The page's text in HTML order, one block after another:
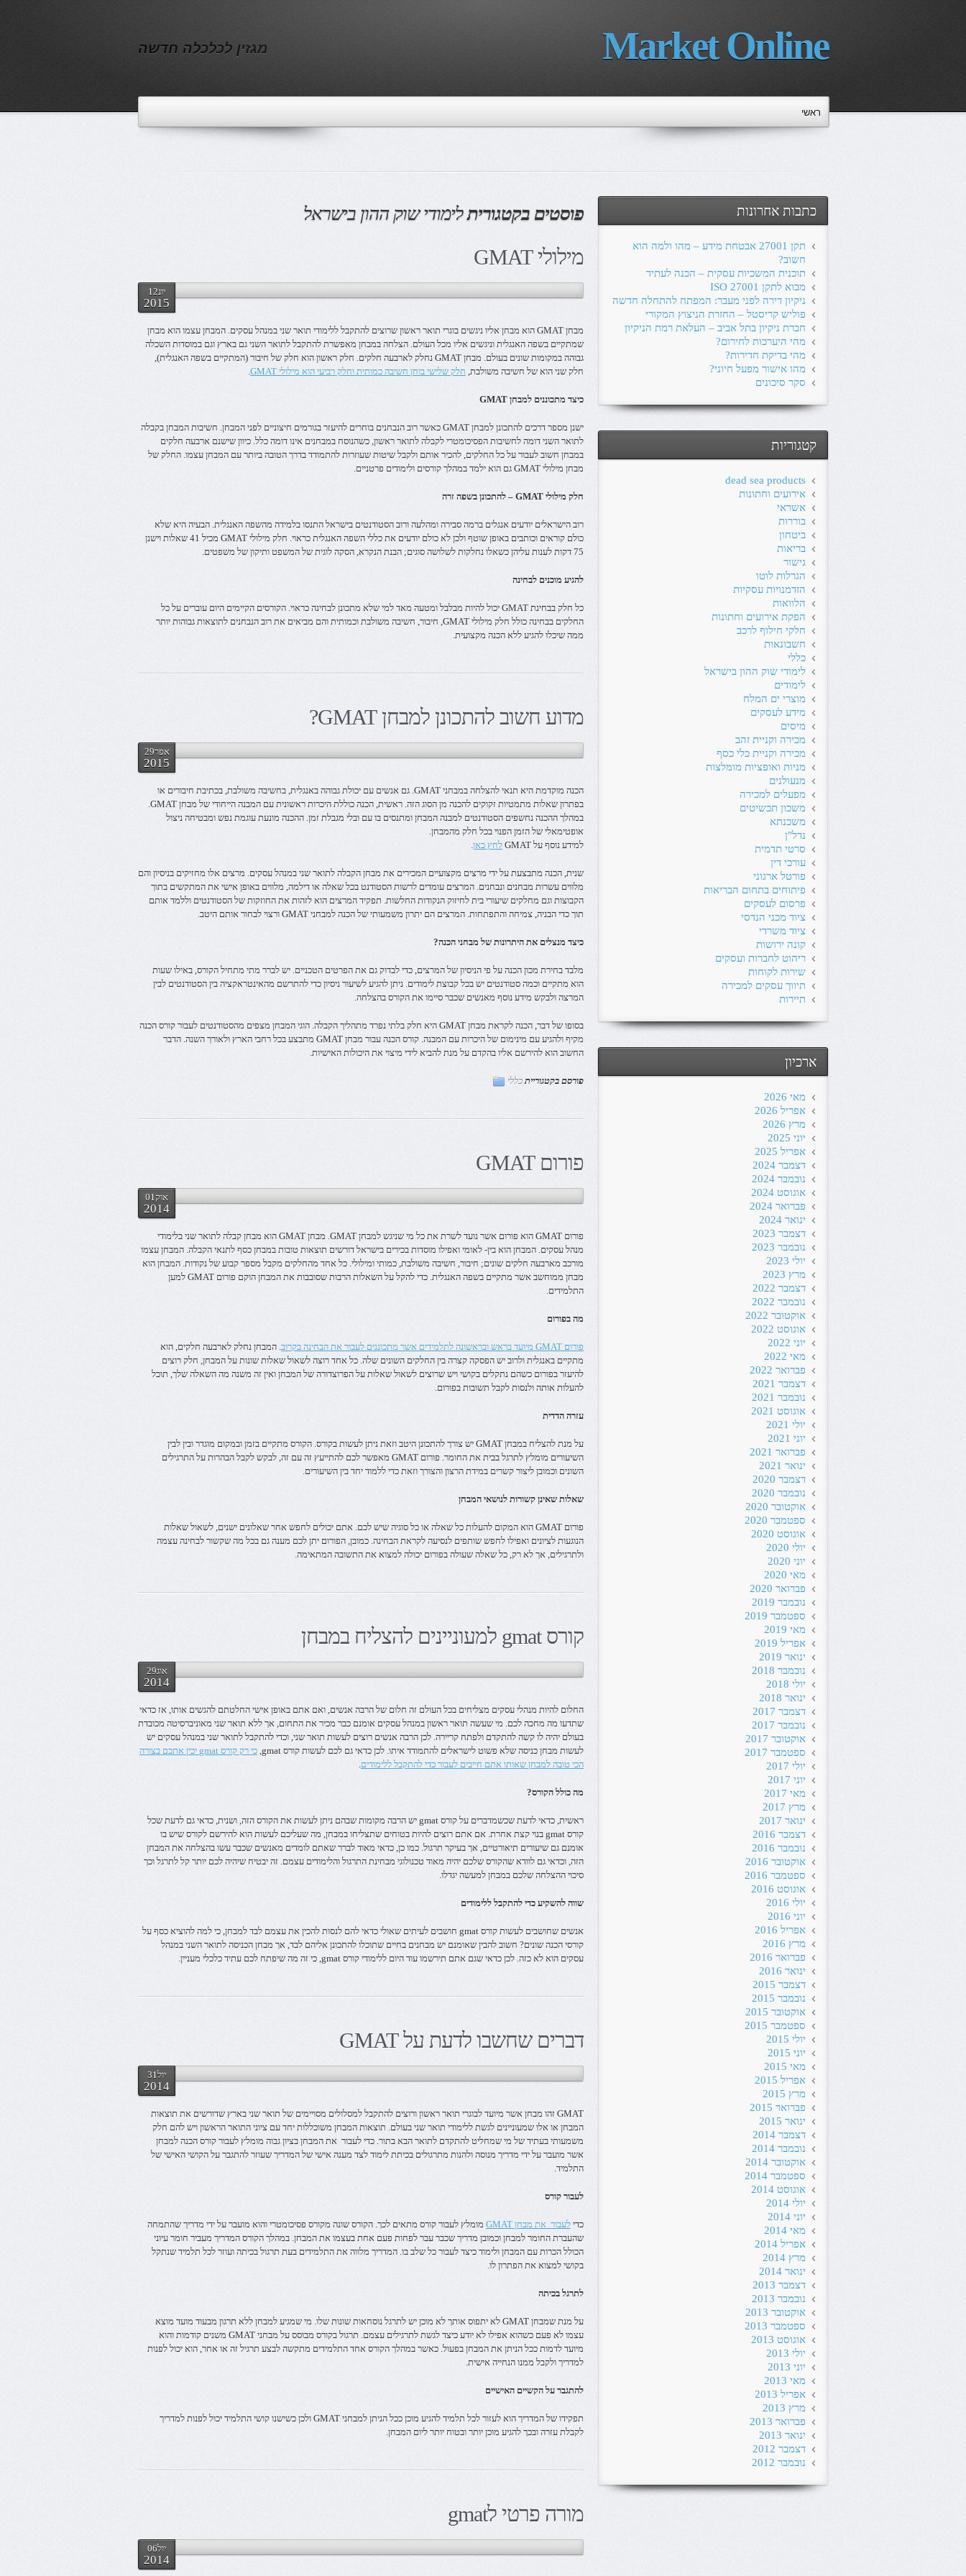
Market Online מגזין לכלכלה חדשה
ראשי
פוסטים בקטגוריתלימודי שוק ההון בישראל
מילולי GMAT
יונ12
2015
מבחן GMAT הוא מבחן אליו ניגשים בוגרי תואר ראשון שרוצים להתקבל ללימודי תואר שני במנהל עסקים. המבחן עצמו הוא מבחן
שמתקיים בשפה האנגלית וניגשים אליו מכל העולם. הצלחה במבחן מאפשרת להתקבל לתואר השני גם בארץ וגם במוסדות השכלה
גבוהה במקומות שונים בעולם. מבחן GMAT נחלק לארבעה חלקים. חלק ראשון הוא חלק של חיבור (המתקיים בשפה האנגלית),
חלק שני הוא של חשיבה משולבת, חלק שלישי בוחן חשיבה כמותית וחלק רביעי הוא מילולי GMAT .
כיצד מתכוננים למבחן GMAT
ישנן מספר דרכים להתכונן למבחן GMAT כאשר רוב הנבחנים בוחרים להיעזר בגורמים חיצוניים לפני המבחן. חשיבות המבחן בקבלה
לתואר השני דומה לחשיבות הפסיכומטרי לקבלה לתואר ראשון, כשהנוסח במבחנים אינו דומה כלל. כיוון שישנם ארבעה חלקים
במבחן חשוב לעבור על כל החלקים, להכיר אותם ולקבל שיטות שעוזרות להתמודד בדרך הטובה ביותר עם המבחן עצמו. החלק של
מבחן מילולי GMAT גם הוא ילמד במהלך קורסים ולימודים פרטניים.
חלק מילולי GMAT – להתכונן בשפה זרה
רוב הישראלים יודעים אנגלים ברמה סבירה ומהלעה ורוב הסטודנטים בישראל התנסו בלמידה מהשפה האנגלית. הבעיה היא שלא
כולם קוראים וכותבים באופן שוטף ולכן לא כולם יודעים את כללי השפה האנגלית כראוי. חלק מילולי GMAT מכיל 41 שאלות וישנן
75 דקות לענות עליהן כשאלו נחלקות לשלושה סוגים; הבנת הנקרא, הסקה לוגית של המשפט ותיקון של משפטים.
להגיע מוכנים לבחינה
כל חלק בבחינת GMAT יכול להיות מבלבל ומטעה מאד למי שלא מתכונן לבחינה כראוי. הקורסים הקיימים היום עוברים על כל
החלקים בבחינה כולל חלק מילולי GMAT, חיבור, חשיבה משולבת וכמותית והם מביאים את רוב הנבחנים לתוצאות גבוהות יותר
ממה שיכלו להגיע ללא הכנה מקצועית.
מדוע חשוב להתכונן למבחן GMAT?
אפר29
2015
הכנה מוקדמת היא תנאי להצלחה במבחני GMAT. גם אנשים עם יכולת גבוהה באנגלית, בחשיבה משולבת, בכתיבת חיבורים או
בפתרון שאלות מתמטיות זקוקים להכנה מן הסוג הזה. ראשית, הכנה כוללת היכרות ראשונית עם המבנה הייחודי של מבחן GMAT.
במהלך ההכנה נחשפים הסטודנטים למבנה המבחן ומתנסים בו עם ובלי מגבלת זמן. ההכנה מונעת עוגמת נפש ומבטיחה ניצול
אופטימאלי של הזמן הפנוי בכל חלק מהמבחן.
למידע נוסף על GMAT
לחץ כאן.
שנית, הכנה מתבצעת על ידי מרצים מקצועיים המכירים את מבחן הקבלה לתואר שני במנהל עסקים. מרצים אלו מחזיקים בניסיון והם
מלווים עשרות מבחנים ונבחנים. המרצים עומדים לרשות הסטודנט בכל שאלה או דילמה, מלווים באופן אישי את המתקשים בתוך
הקבוצות וגם מחלקים שיעורי בית לחיזוק הנקודות החלשות. תפקיד המרצים הוא לזהות את החוזקות של הסטודנטים וללמד אותם
תוך כדי הבניה, צמיחה והתפתחות. המרצים הם יתרון משמעותי של הכנה למבחני GMAT ורצוי לבחור אותם היטב.
כיצד מנצלים את היתרונות של מבחני הכנה?
מלבד בחירת מכון הכנה על פי הניסיון של המרצים, כדי לבדוק גם את הפרטים הטכניים. יש לברר מתי מתחיל הקורס, באילו שעות
הוא מתקיים וכמה סטודנטים יש בכל קבוצת לימודים. ניתן להגיע לשיעור ניסיון כדי להתרשם מהאינטראקציה בין הסטודנטים לבין
המרצה ולבקש מידע נוסף מאנשים שכבר סיימו את הקורס בהצלחה.
בסופו של דבר, הכנה לקראת מבחן GMAT היא חלק בלתי נפרד מתהליך הקבלה. הוגי המבחן מצפים מהסטודנטים לעבור קורס הכנה
מקיף ולהגיע עם מינימום של היכרות עם המבנה. קורס הכנה עבור מבחן GMAT מתבצע בכל רחבי הארץ ולאורך השנה. הדבר
החשוב הוא להירשם אליו בהקדם על מנת להביא לידי מיצוי את היכולות האישיות.
פורסם בקטגוריית כללי
פורום GMAT
אוק01
2014
פורום GMAT הוא פורום אשר נועד לשרת את כל מי שניגש למבחן GMAT. מבחן GMAT הוא מבחן קבלה לתואר שני בלימודי
מנהל עסקים. המבחן הוא בין- לאומי ואפילו מוסדות בכירים בישראל דורשים תוצאות טובות במבחן כסף לתנאי הקבלה. המבחן עצמו
מורכב מארבעה חלקים שונים; חיבור, חשיבה משולבת, כמותי ומילולי. כל אחד מהחלקים מקבל מספר קבוע של נקודות. המבחן הוא
מבחן ממוחשב אשר מתקיים בשפה האנגלית. כדי להקל על השאלות הרבות שסובבות את המבחן הוקם פורום GMAT למען
התלמידים.
מה בפורום
פורום GMAT מיועד בראש ובראשונה לתלמידים אשר מתכוננים לעבור את הבחינה בקרוב
. המבחן נחלק לארבעה חלקים, הוא
מתקיים באנגלית ולרוב יש הפסקה קצרה בין החלקים השונים שלה. כל אחד רוצה לשאול שאלות שונות על המבחן, חלק רוצים
להיעזר בפורום כשהם נתקלים בקושי ויש שרוצים לשאול שאלות על הפרוצדורה של המבחן ואין זה משנה מה השאלה שלך, תוכל
להעלות אותה ולנסות לקבל תשובות בפורום.
עזרה הדדית
על מנת להצליח במבחן GMAT יש צורך להתכונן היטב וזאת ניתן לעשות בקורס. הקורס מתקיים בזמן ובמקום מוגדר ובין לבין
השיעורים מומלץ לתרגל בבית את החומר. פורום GMAT מאפשר לכם להתייעץ זה עם זה, לבקש לקבל הבהרות על התרגילים
השונים וכמובן ליצור קשרים במידת הרצון והצורך וזאת כדי ללמוד יחד בין השיעורים.
שאלות שאינן קשורות לנושאי המבחן
פורום GMAT הוא המקום להעלות כל שאלה או כל סוגיה שיש לכם. אתם יכולים לחפש אחר שאלונים ישנים, לשאול שאלות
הנוגעות לציונים ואפילו לחפש שותפים לנסיעה לקראת הבחינה. כמובן, הפורום יתן לכם מענה גם בכל מה שקשור לבחינה עצמה
ולתרגילים, אך לא רק, כל שאלה שעולה בפורום יכולה למצוא את התשובה המתאימה.
קורס gmat למעוניינים להצליח במבחן
אוג29
2014
החלום להיות מנהלי עסקים מצליחים בכל העולם זה חלום של הרבה אנשים, ואם אתם באופן אישי החלטתם להגשים אותו, אז כדאי
שתדעו מה מחכה לכם. מי שעשה תואר ראשון במנהל עסקים אומנם כבר מכיר את התחום, אך ללא תואר שני מאוניברסיטה מכובדת
בעולם יהיה לו קשה להתקדם ולפתח קריירה. לכן הרבה אנשים רוצים לעשות תואר שני, וכדי להתקבל לתואר שני במנהל עסקים יש
לעשות מבחן כניסה שלא פשוט לישראלים להתמודד איתו. לכן כדאי גם לכם לעשות קורס gmat,
כי רק קורס gmat יכין אתכם בצורה
הכי טובה למבחן שאותו אתם חייבים לעבור כדי להתקבל ללימודים.
מה כולל הקורס?
ראשית, כדאי לדעת שכשמדברים על קורס gmat יש הרבה מקומות שבהם ניתן לעשות את הקורס הזה, ושנית, כדאי גם לדעת שכל
קורס gmat בנוי קצת אחרת. אם אתם רוצים להיות בטוחים שתצליחו במבחן, מה שעליכם לעשות הוא להירשם לקורס שיש בו
אומנם גם שיעורים תיאורטיים, אך בעיקר תרגול. כמו כן, כדאי מאוד לברר שאתם לומדים מאנשים שכבר עשו בהצלחה את המבחן
הזה, וכדאי גם לוודא שהקורס שלכם יהיה מאוד טכנולוגי מבחינת התרגול והלימודים עצמם. זה יבטיח שיהיה לכם יותר קל לתרגל וכך
סיכוי ההצלחה שלכם במבחן למעשה יגדלו.
שווה להשקיע כדי להתקבל ללימודים
אנשים שחושבים לעשות קורס gmat חושבים לעיתים שאולי כדאי להם לנסות להכין את עצמם לבד למבחן, כי למה להוציא כסף על
קורסי הכנה שונים? חשוב להבין שאומנם יש מבחנים בחיים שתוכלו להתכונן אליהם לבד, אך מבחן הכניסה לתואר השני במנהל
עסקים הוא לא כזה. לכן כדאי שגם אתם תירשמו עוד היום ללימודי קורס gmat, כי זה מה שיפתח לכם עתיד כלכלי מעניין.
דברים שחשבו לדעת על GMAT
יול31
2014
GMAT זהו מבחן אשר מיועד לבוגרי תואר ראשון ורוצים להתקבל למסלולים מסויימים של תואר שני בארץ שדורשים את תוצאות
המבחן או אלו שמעוניינים לגשת ללימודי תואר שני בעולם. תוצאות המבחן משוכללות יחד עם ציוני התואר הראשון ויש להם חלק
משמעותי בעתיד של מי שמחליט להתקדם לתואר הבא בתור. כדי לעבור את המבחן בציון גבוה מומלץ לעבור קורס הכנה למבחן
אשר מועבר על ידי מדריך מנוסה ולהנות מתרגולים בכיתת לימוד לצד מענה אישי של המדריך שעוזר להתגבר על הקושי האישי של
התלמיד.
לעבור קורס
כדי לעבור את מבחן GMAT
מומלץ לעבור קורס מתאים לכך. הקורס שונה מקורס פסיכומטרי והוא מועבר על ידי מדריך שהתמחה
שהעברת החומר למבחן וכמובן מדריך שכבר עבר לפחות פעם אחת בעצמו את המבחן. במהלך הקורס המדריך מעביר חומר עיוני
הכולל הכרות עם המבחן ולימוד כיצד לעבור כל שלב בו. המדריך מלווה את התלמידים בעת תרגול בכיתה ועוזר לכל תלמיד שנתקל
בקושי למצוא את הפתרון לו.
לתרגל בכיתה
על מנת שמבחן GMAT לא יתפוס אותך לא מוכן יש לתרגל נוסחאות שונות שלו. מי שמגיע למבחן ללא תרגון מבעוד מועד מוצא
עצמו לא פעם כשהוא אפילו לא יודע כיצד לגשת לתרגילים עצמם. תרגול בקורס מבוסס על מבחני GMAT משנים קודמות והוא
מיועד לדמות ככל הניתן את המבחן בפעול. כאשר במהלך הקורס אחד התלמידים מתקשה לבצע תרגיל זה או אחר, הוא יכול לפנות
למדריך ולקבל ממנו הנחייה אישית.
להתגבר על הקשיים האישיים
תפקידו של המדריך הוא לעזור לכל תלמיד להגיע מוכן ככל הניתן למבחני GMAT ולכן כשישנו קושי התלמיד יכול לפנות למדריך
לקבלת עזרה ובכך להגיע מוכן יותר ובטוח יותר ליום המבחן.
מורה פרטי לgmat
יול06
2014
כתבות אחרונות
תקן 27001 אבטחת מידע – מהו ולמה הוא
חשוב?
תוכנית המשכיות עסקית – הכנה לעתיד
מבוא לתקן ISO 27001
ניקיון דירה לפני מעבר: המפתח להתחלה חדשה
פוליש קריסטל – החזרת הניצוץ המקורי
חברת ניקיון בתל אביב – העלאת רמת הניקיון
מהי היערכות לחירום?
מהי בדיקת חדירות?
מהו אישור מפעל חיוני?
סקר סיכונים
קטגוריות
dead sea products
אירועים וחתונות
אשראי
בוררות
ביטחון
בריאות
גישור
הגרלות לוטו
הזדמנויות עסקיות
הלוואות
הפקת אירועים וחתונות
חלקי חילוף לרכב
חשבונאות
כללי
לימודי שוק ההון בישראל
לימודים
מוצרי ים המלח
מידע לעסקים
מיסים
מכירה וקניית זהב
מכירה וקניית כלי כסף
מניות ואופציות מומלצות
מנעולנים
מפעלים למכירה
משכון תכשיטים
משכנתא
נדל"ן
סרטי תדמית
עורכי דין
פורטל ארגוני
פיתוחים בתחום הבריאות
פרסום לעסקים
ציוד מכני הנדסי
ציוד משרדי
קונה ירושות
ריהוט לחברות ועסקים
שירות לקוחות
תיווך עסקים למכירה
תיירות
ארכיון
מאי 2026
אפריל 2026
מרץ 2026
יוני 2025
אפריל 2025
דצמבר 2024
נובמבר 2024
אוגוסט 2024
פברואר 2024
ינואר 2024
דצמבר 2023
נובמבר 2023
יולי 2023
מרץ 2023
דצמבר 2022
נובמבר 2022
אוקטובר 2022
אוגוסט 2022
יוני 2022
מאי 2022
פברואר 2022
דצמבר 2021
נובמבר 2021
אוגוסט 2021
יולי 2021
יוני 2021
פברואר 2021
ינואר 2021
דצמבר 2020
נובמבר 2020
אוקטובר 2020
ספטמבר 2020
אוגוסט 2020
יולי 2020
יוני 2020
מאי 2020
פברואר 2020
נובמבר 2019
ספטמבר 2019
מאי 2019
אפריל 2019
ינואר 2019
נובמבר 2018
יולי 2018
ינואר 2018
דצמבר 2017
נובמבר 2017
אוקטובר 2017
ספטמבר 2017
יולי 2017
יוני 2017
מאי 2017
מרץ 2017
ינואר 2017
דצמבר 2016
נובמבר 2016
אוקטובר 2016
ספטמבר 2016
אוגוסט 2016
יולי 2016
יוני 2016
אפריל 2016
מרץ 2016
פברואר 2016
ינואר 2016
דצמבר 2015
נובמבר 2015
אוקטובר 2015
ספטמבר 2015
יולי 2015
יוני 2015
מאי 2015
אפריל 2015
מרץ 2015
פברואר 2015
ינואר 2015
דצמבר 2014
נובמבר 2014
אוקטובר 2014
ספטמבר 2014
אוגוסט 2014
יולי 2014
יוני 2014
מאי 2014
אפריל 2014
מרץ 2014
ינואר 2014
דצמבר 2013
נובמבר 2013
אוקטובר 2013
ספטמבר 2013
אוגוסט 2013
יולי 2013
יוני 2013
מאי 2013
אפריל 2013
מרץ 2013
פברואר 2013
ינואר 2013
דצמבר 2012
נובמבר 2012